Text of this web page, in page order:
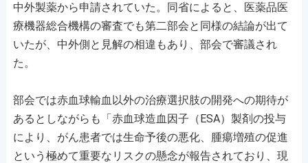
中外製薬から申請されていた。同省によると、医薬品医
療機器総合機構の審査でも第二部会と同様の結論が出て
いたが、中外側と見解の相違もあり、部会で審議され
た。
部会では赤血球輸血以外の治療選択肢の開発への期待が
あるとしながらも「赤血球造血因子（ESA）製剤の投与
により、がん患者では生命予後の悪化、腫瘍増殖の促進
という極めて重要なリスクの懸念が報告されており、現